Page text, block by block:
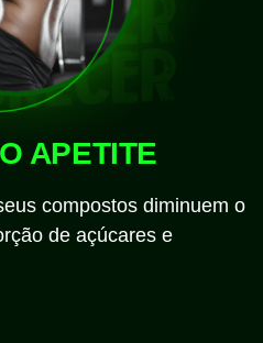
APETITE
compostos diminuem o
de açúcares e